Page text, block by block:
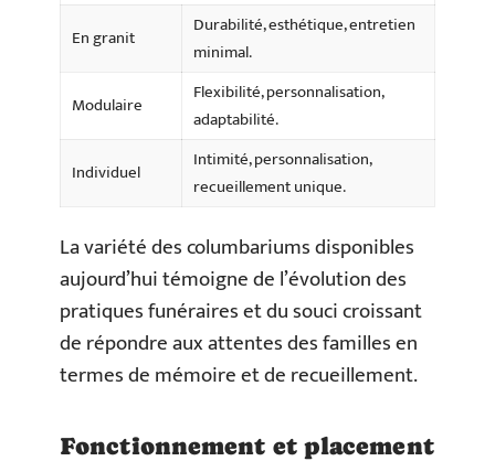
En granit
Durabilité, esthétique, entretien
minimal.
Modulaire
Flexibilité, personnalisation,
adaptabilité.
Individuel
Intimité, personnalisation,
recueillement unique.
La variété des columbariums disponibles
aujourd’hui témoigne de l’évolution des
pratiques funéraires et du souci croissant
de répondre aux attentes des familles en
termes de mémoire et de recueillement.
Fonctionnement et placement